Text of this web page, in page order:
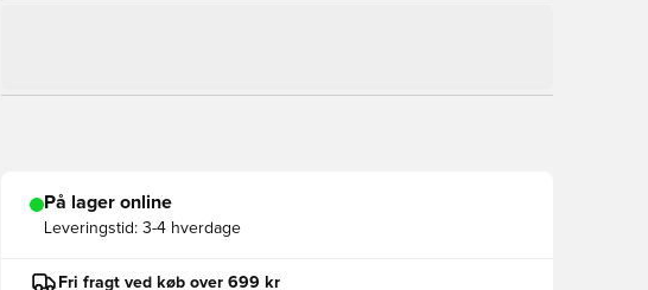
På lager online
Leveringstid: 3-4 hverdage
Fri fragt ved køb over 699 kr